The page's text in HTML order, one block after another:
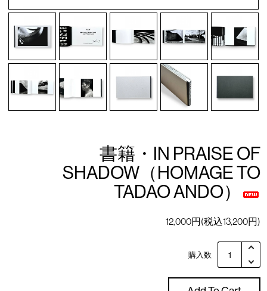
書籍・IN PRAISE OF
SHADOW（HOMAGE TO
TADAO ANDO）
12,000円(税込13,200円)
購入数